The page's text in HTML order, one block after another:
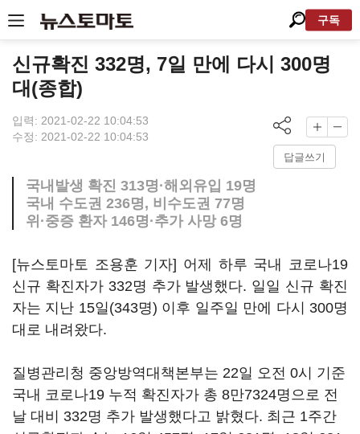
구독
신규확진 332명, 7일 만에 다시 300명
대(종합)
입력: 2021-02-22 10:04:53
수정: 2021-02-22 10:04:53
답글쓰기
국내발생 확진 313명·해외유입 19명
국내 수도권 236명, 비수도권 77명
위·중증 환자 146명·추가 사망 6명
[뉴스토마토 조용훈 기자] 어제 하루 국내 코로나19
신규 확진자가 332명 추가 발생했다. 일일 신규 확진
자는 지난 15일(343명) 이후 일주일 만에 다시 300명
대로 내려왔다.
질병관리청 중앙방역대책본부는 22일 오전 0시 기준
국내 코로나19 누적 확진자가 총 8만7324명으로 전
날 대비 332명 추가 발생했다고 밝혔다. 최근 1주간